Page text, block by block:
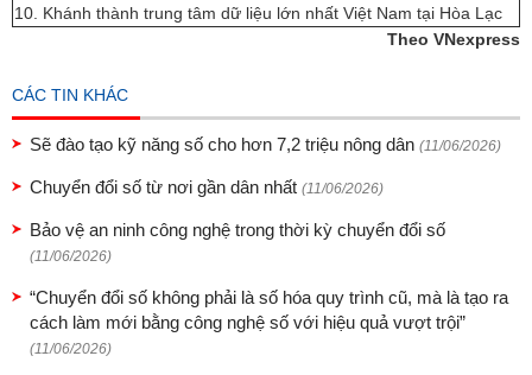
10. Khánh thành trung tâm dữ liệu lớn nhất Việt Nam tại Hòa Lạc
Theo VNexpress
CÁC TIN KHÁC
Sẽ đào tạo kỹ năng số cho hơn 7,2 triệu nông dân (11/06/2026)
Chuyển đổi số từ nơi gần dân nhất (11/06/2026)
Bảo vệ an ninh công nghệ trong thời kỳ chuyển đổi số
(11/06/2026)
“Chuyển đổi số không phải là số hóa quy trình cũ, mà là tạo ra
cách làm mới bằng công nghệ số với hiệu quả vượt trội”
(11/06/2026)